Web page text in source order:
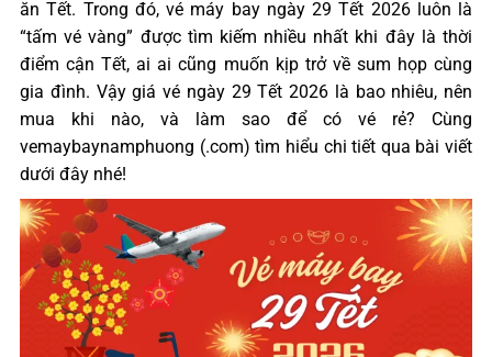
ăn Tết. Trong đó, vé máy bay ngày 29 Tết 2026 luôn là
“tấm vé vàng” được tìm kiếm nhiều nhất khi đây là thời
điểm cận Tết, ai ai cũng muốn kịp trở về sum họp cùng
gia đình. Vậy giá vé ngày 29 Tết 2026 là bao nhiêu, nên
mua khi nào, và làm sao để có vé rẻ? Cùng
vemaybaynamphuong (.com) tìm hiểu chi tiết qua bài viết
dưới đây nhé!